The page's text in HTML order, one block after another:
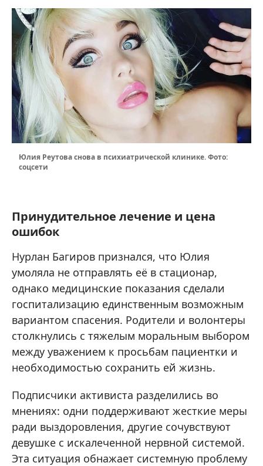
Юлия Реутова снова в психиатрической клинике. Фото:
соцсети
Принудительное лечение и цена
ошибок
Нурлан Багиров признался, что Юлия
умоляла не отправлять её в стационар,
однако медицинские показания сделали
госпитализацию единственным возможным
вариантом спасения. Родители и волонтеры
столкнулись с тяжелым моральным выбором
между уважением к просьбам пациентки и
необходимостью сохранить ей жизнь.
Подписчики активиста разделились во
мнениях: одни поддерживают жесткие меры
ради выздоровления, другие сочувствуют
девушке с искалеченной нервной системой.
Эта ситуация обнажает системную проблему